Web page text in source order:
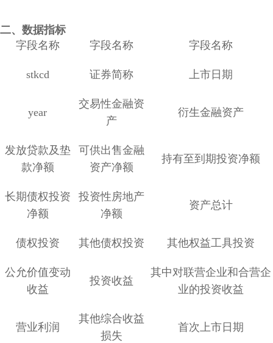
二、数据指标
字段名称
字段名称 字段名称
stkcd 证券简称 上市日期
year
交易性金融资
产
衍生金融资产
发放贷款及垫
款净额
可供出售金融
资产净额
持有至到期投资净额
长期债权投资
净额
投资性房地产
净额
资产总计
债权投资 其他债权投资 其他权益工具投资
公允价值变动
收益
投资收益
其中对联营企业和合营企
业的投资收益
营业利润
其他综合收益
损失
首次上市日期